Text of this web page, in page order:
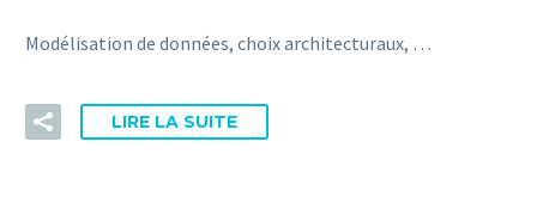
Modélisation de données, choix architecturaux, …
LIRE LA SUITE